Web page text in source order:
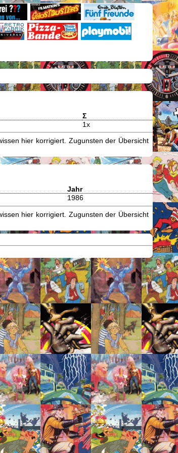
Σ
1x
hier korrigiert. Zugunsten der Übersicht
Jahr
1986
hier korrigiert. Zugunsten der Übersicht